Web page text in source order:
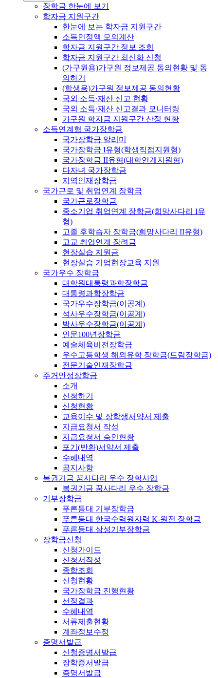
장학금 한눈에 보기
학자금 지원구간
한눈에 보는 학자금 지원구간
소득인정액 모의계산
학자금 지원구간 정보 조회
학자금 지원구간 최신화 신청
(가구원용)가구원 정보제공 동의현황 및 동
의하기
(학생용)가구원 정보제공 동의현황
국외 소득·재산 신고 현황
국외 소득·재산 신고결과 모니터링
가구원 학자금 지원구간 산정 현황
소득연계형 국가장학금
국가장학금 알리미
국가장학금 I유형(학생직접지원형)
국가장학금 II유형(대학연계지원형)
다자녀 국가장학금
지역인재장학금
국가근로 및 취업연계 장학금
국가근로장학금
중소기업 취업연계 장학금(희망사다리 I유
형)
고졸 후학습자 장학금(희망사다리 II유형)
고교 취업연계 장려금
현장실습 지원금
현장실습 기업현장교육 지원
국가우수 장학금
대학원대통령과학장학금
대통령과학장학금
국가우수장학금(이공계)
석사우수장학금(이공계)
박사우수장학금(이공계)
인문100년장학금
예술체육비전장학금
우수고등학생 해외유학 장학금(드림장학금)
전문기술인재장학금
주거안정장학금
소개
신청하기
신청현황
교육이수 및 장학생서약서 제출
지급요청서 작성
지급요청서 승인현황
포기(반환)서약서 제출
수혜내역
공지사항
복권기금 꿈사다리 우수 장학사업
복권기금 꿈사다리 우수 장학금
기부장학금
푸른등대 기부장학금
푸른등대 한국수력원자력 K-원전 장학금
푸른등대 삼성기부장학금
장학금신청
신청가이드
신청서작성
종합조회
신청현황
국가장학금 진행현황
선정결과
수혜내역
서류제출현황
계좌정보수정
증명서발급
신청증명서발급
장학증서발급
증명서발급